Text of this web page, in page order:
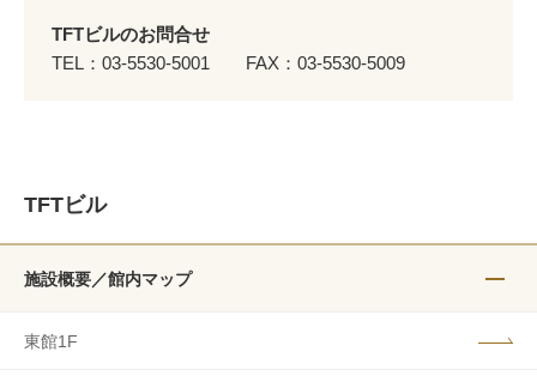
TFTビルのお問合せ
TEL：03-5530-5001
FAX：03-5530-5009
TFTビル
施設概要／館内マップ
東館1F